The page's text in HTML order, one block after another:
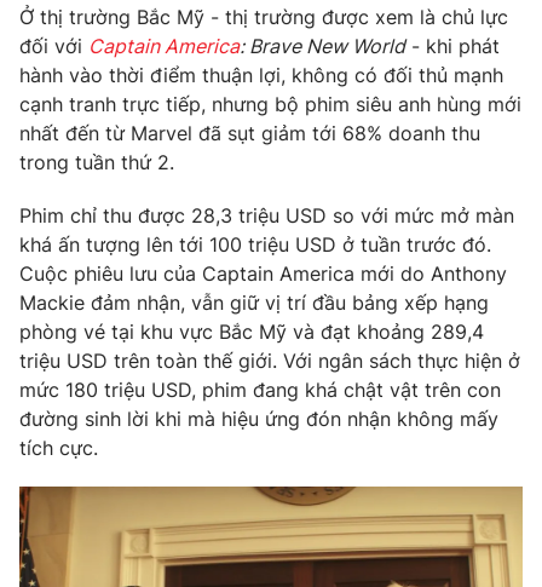
Thế giới đó đây
Câu chuyện quốc tế
Tài chính
Thị trường
Góc doanh nghiệp
Dữ liệu và đời sống
Truyền hình
Phim VTV
Hậu trường
Nhân vật
Khán giả
Giải sao mai
Điện ảnh
Âm nhạc
Sao
Đời sống
Du lịch
Làm đẹp
Chất lượng cuộc sống
Giáo dục
Tuyển sinh
Học trực tuyến
Công nghệ
Hitech Công nghệ tương lai
Sản phẩm
Thị trường
Lịch phát sóng
Ở thị trường Bắc Mỹ - thị trường được xem là chủ lực
đối với Captain America: Brave New World- khi phát
hành vào thời điểm thuận lợi, không có đối thủ mạnh
cạnh tranh trực tiếp, nhưng bộ phim siêu anh hùng mới
nhất đến từ Marvel đã sụt giảm tới 68% doanh thu
trong tuần thứ 2.
Phim chỉ thu được 28,3 triệu USD so với mức mở màn
khá ấn tượng lên tới 100 triệu USD ở tuần trước đó.
Cuộc phiêu lưu của Captain America mới do Anthony
Mackie đảm nhận, vẫn giữ vị trí đầu bảng xếp hạng
phòng vé tại khu vực Bắc Mỹ và đạt khoảng 289,4
triệu USD trên toàn thế giới. Với ngân sách thực hiện ở
mức 180 triệu USD, phim đang khá chật vật trên con
đường sinh lời khi mà hiệu ứng đón nhận không mấy
tích cực.